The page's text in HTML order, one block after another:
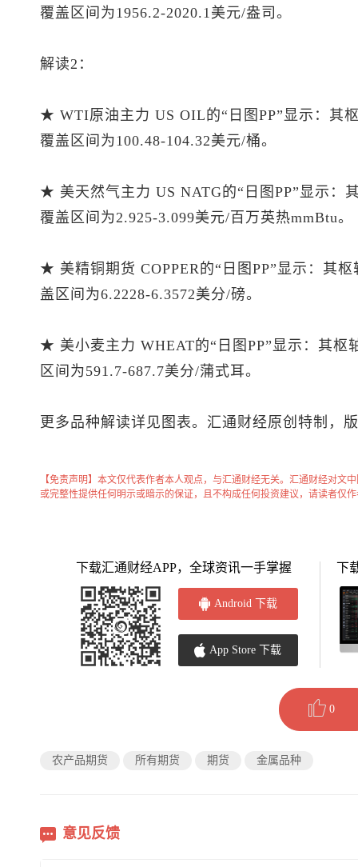
覆盖区间为1956.2-2020.1美元/盎司。
解读2：
★ WTI原油主力 US OIL的“日图PP”显示：其
覆盖区间为100.48-104.32美元/桶。
★ 美天然气主力 US NATG的“日图PP”显示：
覆盖区间为2.925-3.099美元/百万英热mmBtu。
★ 美精铜期货 COPPER的“日图PP”显示：其
盖区间为6.2228-6.3572美分/磅。
★ 美小麦主力 WHEAT的“日图PP”显示：其枢
区间为591.7-687.7美分/蒲式耳。
更多品种解读详见图表。汇通财经原创特制，
【免责声明】本文仅代表作者本人观点，与汇通财经无关。汇通财经对文
或完整性提供任何明示或暗示的保证，且不构成任何投资建议，请读者仅
下载汇通财经APP，全球资讯一手掌握
Android 下载
App Store 下载
下
0
农产品期货 所有期货 期货 金属品种
意见反馈